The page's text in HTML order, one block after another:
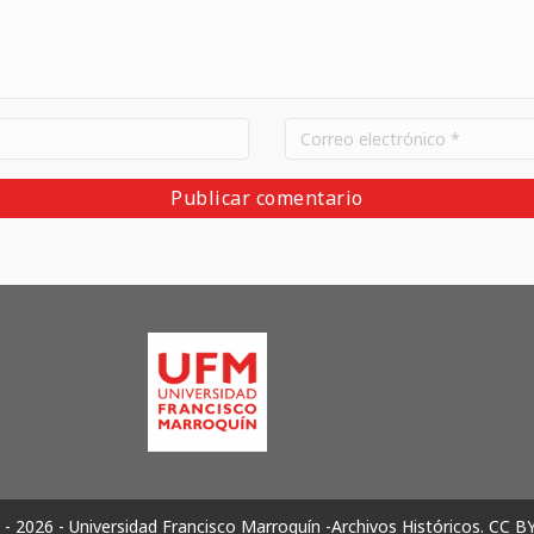
2026 - Universidad Francisco Marroquín -Archivos Históricos. CC